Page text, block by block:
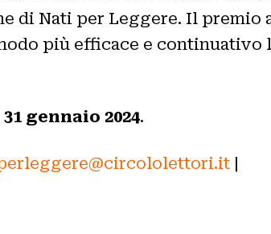
Nati per Leggere. Il premio
più efficace e
gennaio 2024.
|